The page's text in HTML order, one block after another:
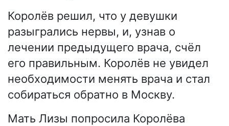
Королёв решил, что у девушки
разыгрались нервы, и, узнав о
лечении предыдущего врача, счёл
его правильным. Королёв не увидел
необходимости менять врача и стал
собираться обратно в Москву.
Мать Лизы попросила Королёва